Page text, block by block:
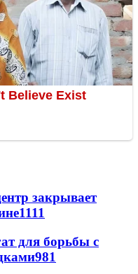
закрывает
1111
для борьбы с
981